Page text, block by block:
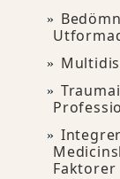
Faktorer